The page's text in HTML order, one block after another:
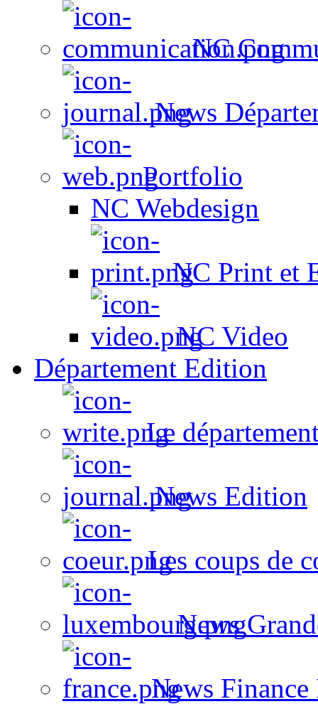
NC
News
Portfolio
NC Webdesign
NC Print et
NC Video
Département Edition
Le
News Edition
Les coups de
News
News Finance